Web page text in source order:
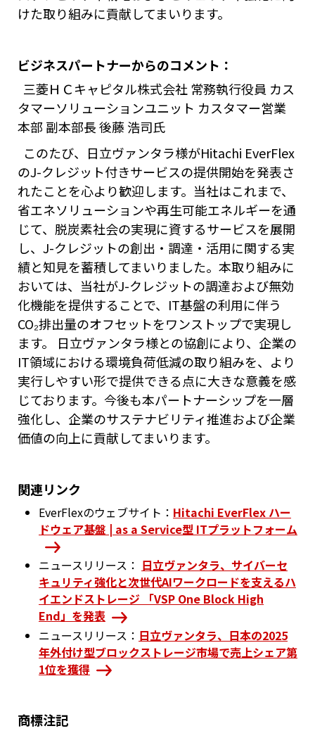
けた取り組みに貢献してまいります。
ビジネスパートナーからのコメント：
三菱ＨＣキャピタル株式会社 常務執行役員 カス
タマーソリューションユニット カスタマー営業
本部 副本部長 後藤 浩司氏
このたび、日立ヴァンタラ様がHitachi EverFlex
のJ-クレジット付きサービスの提供開始を発表さ
れたことを心より歓迎します。当社はこれまで、
省エネソリューションや再生可能エネルギーを通
じて、脱炭素社会の実現に資するサービスを展開
し、J-クレジットの創出・調達・活用に関する実
績と知見を蓄積してまいりました。本取り組みに
おいては、当社がJ-クレジットの調達および無効
化機能を提供することで、IT基盤の利用に伴う
CO₂排出量のオフセットをワンストップで実現し
ます。 日立ヴァンタラ様との協創により、企業の
IT領域における環境負荷低減の取り組みを、より
実行しやすい形で提供できる点に大きな意義を感
じております。今後も本パートナーシップを一層
強化し、企業のサステナビリティ推進および企業
価値の向上に貢献してまいります。
関連リンク
EverFlexのウェブサイト： Hitachi EverFlex ハー
ドウェア基盤 | as a Service型 ITプラットフォーム
ニュースリリース： 日立ヴァンタラ、サイバーセ
キュリティ強化と次世代AIワークロードを支えるハ
イエンドストレージ 「VSP One Block High
End」を発表
ニュースリリース： 日立ヴァンタラ、日本の2025
年外付け型ブロックストレージ市場で売上シェア第
1位を獲得
商標注記